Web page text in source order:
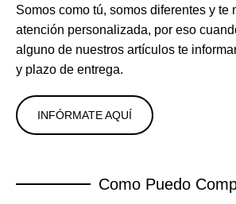
Somos como tú, somos diferentes y te
atención personalizada, por eso
alguno de nuestros artículos te
y plazo de entrega.
INFÓRMATE AQUÍ
Como Puedo